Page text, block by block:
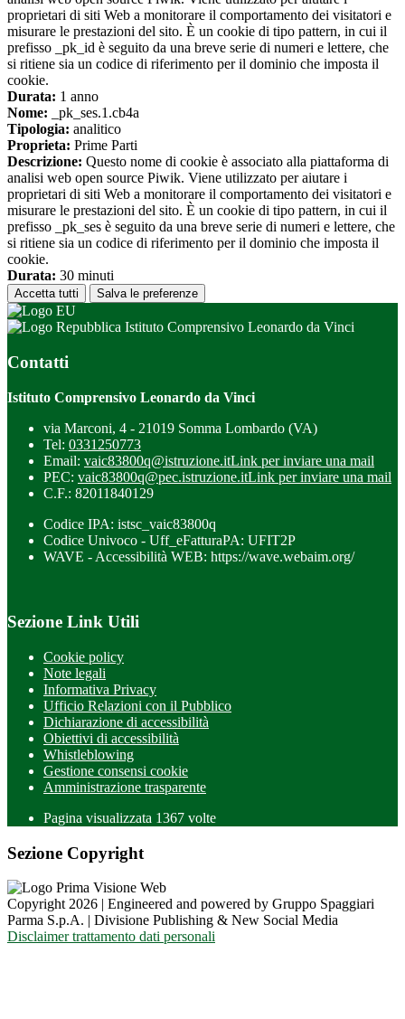
proprietari di siti Web a monitorare il comportamento dei visitatori e
misurare le prestazioni del sito. È un cookie di tipo pattern, in cui il
prefisso _pk_id è seguito da una breve serie di numeri e lettere, che
si ritiene sia un codice di riferimento per il dominio che imposta il
cookie.
Durata: 1 anno
Nome: _pk_ses.1.cb4a
Tipologia: analitico
Proprieta: Prime Parti
Descrizione: Questo nome di cookie è associato alla piattaforma di
analisi web open source Piwik. Viene utilizzato per aiutare i
proprietari di siti Web a monitorare il comportamento dei visitatori e
misurare le prestazioni del sito. È un cookie di tipo pattern, in cui il
prefisso _pk_ses è seguito da una breve serie di numeri e lettere, che
si ritiene sia un codice di riferimento per il dominio che imposta il
cookie.
Durata: 30 minuti
Accetta tutti Salva le preferenze
Istituto Comprensivo Leonardo da Vinci
Contatti
Istituto Comprensivo Leonardo da Vinci
via Marconi, 4 - 21019 Somma Lombardo (VA)
Tel: 0331250773
Email: vaic83800q@istruzione.itLink per inviare una mail
PEC: vaic83800q@pec.istruzione.itLink per inviare una mail
C.F.: 82011840129
Codice IPA: istsc_vaic83800q
Codice Univoco - Uff_eFatturaPA: UFIT2P
WAVE - Accessibilità WEB: https://wave.webaim.org/
Sezione Link Utili
Cookie policy
Note legali
Informativa Privacy
Ufficio Relazioni con il Pubblico
Dichiarazione di accessibilità
Obiettivi di accessibilità
Whistleblowing
Gestione consensi cookie
Amministrazione trasparente
Pagina visualizzata 1367 volte
Sezione Copyright
Copyright 2026 | Engineered and powered by Gruppo Spaggiari
Parma S.p.A. | Divisione Publishing & New Social Media
Disclaimer trattamento dati personali